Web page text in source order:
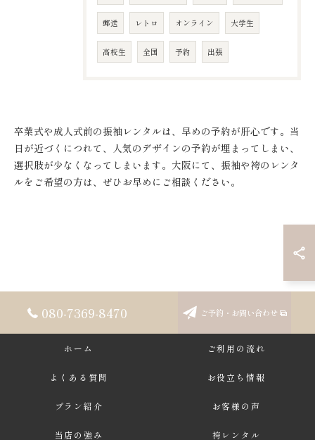
郵送 レトロ オンライン 大学生
高校生 全国 予約 出張
卒業式や成人式前の振袖レンタルは、早めの予約が肝心です。当
日が近づくにつれて、人気のデザインの予約が埋まってしまい、
選択肢が少なくなってしまいます。大阪にて、振袖や袴のレンタ
ルをご希望の方は、ぜひお早めにご相談ください。
080-7369-8470 ご予約・お問い合わせ
ホーム ご利用の流れ
よくある質問 お役立ち情報
プラン紹介 お客様の声
当店の強み 袴レンタル